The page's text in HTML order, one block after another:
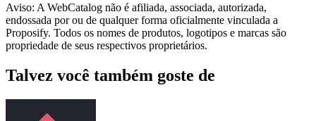
Aviso: A WebCatalog não é afiliada, associada, autorizada,
endossada por ou de qualquer forma oficialmente vinculada a
Proposify. Todos os nomes de produtos, logotipos e marcas são
propriedade de seus respectivos proprietários.
Talvez você também goste de